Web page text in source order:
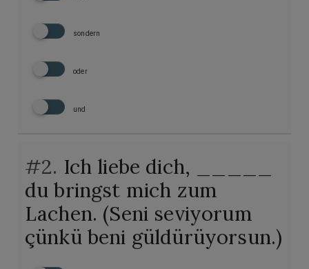
sondern
oder
und
#2. Ich liebe dich, _____
du bringst mich zum
Lachen. (Seni seviyorum
çünkü beni güldürüyorsun.)